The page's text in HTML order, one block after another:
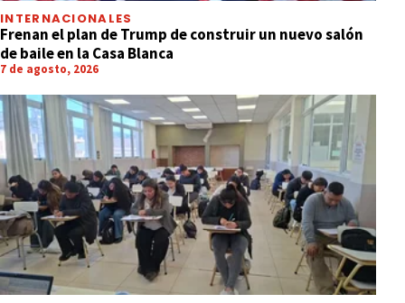
INTERNACIONALES
Frenan el plan de Trump de construir un nuevo salón
de baile en la Casa Blanca
7 de agosto, 2026